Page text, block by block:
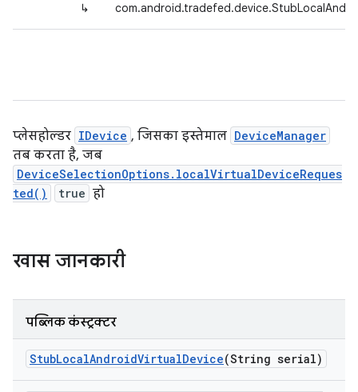
↳
प्लेसहोल्डर IDevice , जिसका इस्तेमाल DeviceManager
तब करता है, जब
DeviceSelectionOptions.localVirtualDeviceReques
ted()
true हो
खास जानकारी
पब्लिक कंस्ट्रक्टर
StubLocalAndroidVirtualDevice(String serial)